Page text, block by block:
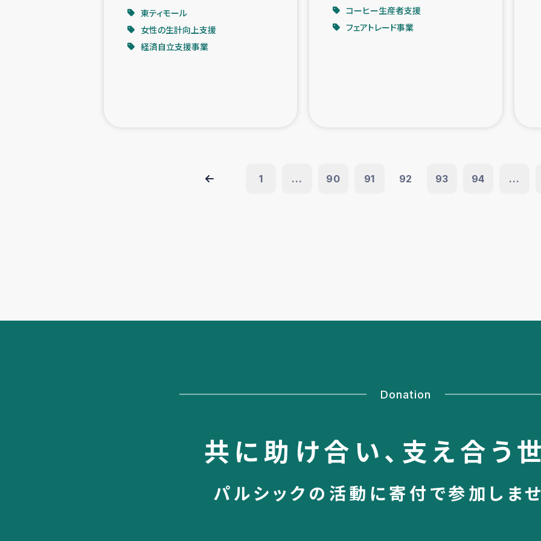
東ティモール
女性の生計向上支援
経済自立支援事業
コーヒー生産者支援
フェアトレード事業
1 ... 90 91 92 93 94 ...
Donation
共に助け合い、 支え合う
パルシックの活動に寄付で参加しま